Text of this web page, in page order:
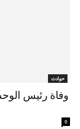
حوادث
وفاة رئيس
0